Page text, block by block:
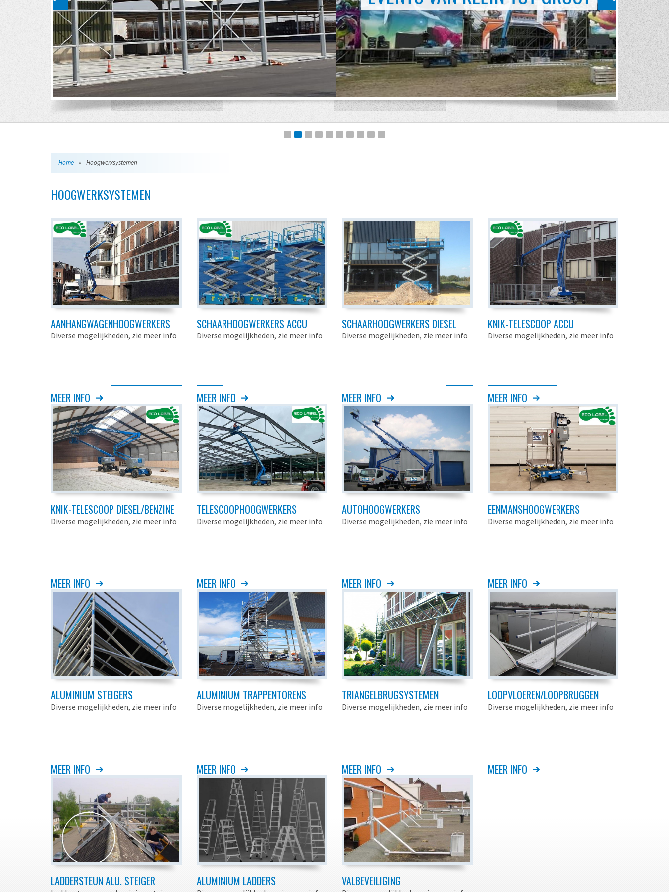
Home » Hoogwerksystemen
HOOGWERKSYSTEMEN
AANHANGWAGENHOOGWERKERS
Diverse mogelijkheden, zie meer info
MEER INFO
SCHAARHOOGWERKERS ACCU
Diverse mogelijkheden, zie meer info
MEER INFO
SCHAARHOOGWERKERS DIESEL
Diverse mogelijkheden, zie meer info
MEER INFO
KNIK-TELESCOOP ACCU
Diverse mogelijkheden, zie meer info
MEER INFO
KNIK-TELESCOOP DIESEL/BENZINE
Diverse mogelijkheden, zie meer info
MEER INFO
TELESCOOPHOOGWERKERS
Diverse mogelijkheden, zie meer info
MEER INFO
AUTOHOOGWERKERS
Diverse mogelijkheden, zie meer info
MEER INFO
EENMANSHOOGWERKERS
Diverse mogelijkheden, zie meer info
MEER INFO
ALUMINIUM STEIGERS
Diverse mogelijkheden, zie meer info
MEER INFO
ALUMINIUM TRAPPENTORENS
Diverse mogelijkheden, zie meer info
MEER INFO
TRIANGELBRUGSYSTEMEN
Diverse mogelijkheden, zie meer info
MEER INFO
LOOPVLOEREN/LOOPBRUGGEN
Diverse mogelijkheden, zie meer info
MEER INFO
LADDERSTEUN ALU. STEIGER ALUMINIUM LADDERS VALBEVEILIGING